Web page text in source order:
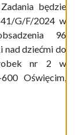
będzie
G/F/2024 w
96
nad dziećmi do
nr 2 w
Oświęcim,